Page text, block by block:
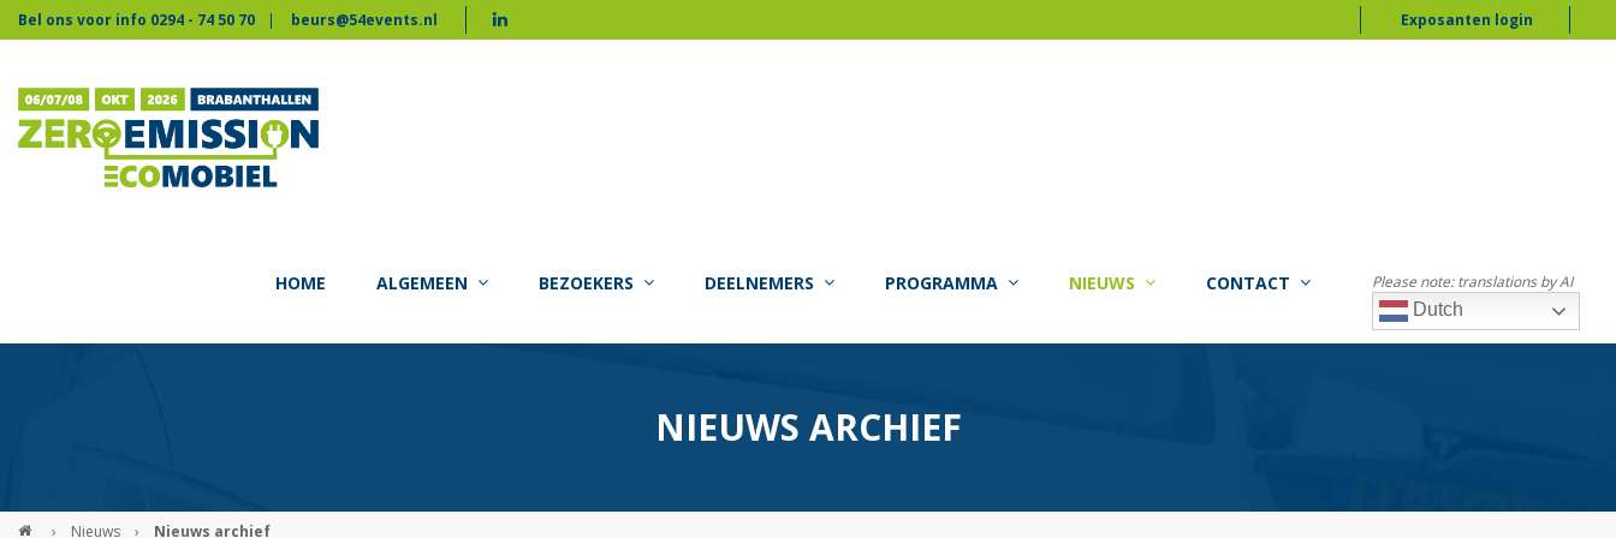
Bel ons voor info 0294 - 74 50 70 beurs@54events.nl Exposanten login
HOME ALGEMEEN BEZOEKERS DEELNEMERS PROGRAMMA NIEUWS CONTACT
Dutch
Please note: translations by AI
NIEUWS ARCHIEF
› Nieuws › Nieuws archief